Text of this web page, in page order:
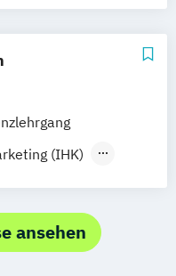
(IHK)
/
(IHK)
ansehen